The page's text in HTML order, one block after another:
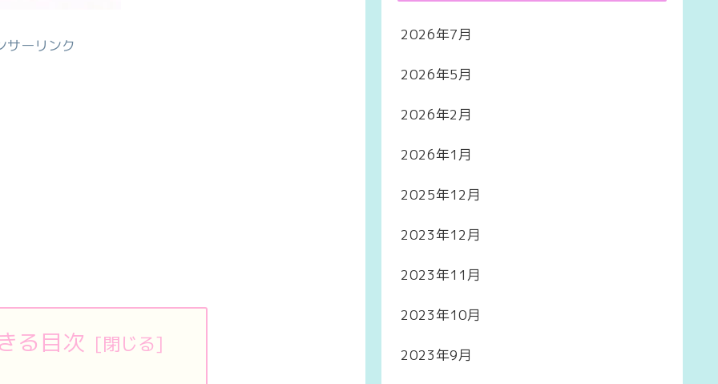
サーリンク
る目次
2026年7月
2026年5月
2026年2月
2026年1月
2025年12月
2023年12月
2023年11月
2023年10月
2023年9月